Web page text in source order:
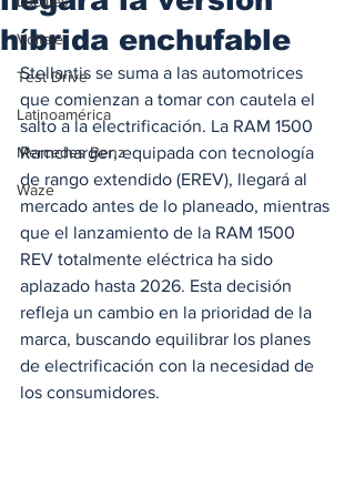
Voltaje
Test Drive
Latinoamérica
Mercedes Benz
Waze
híbrida enchufable
Stellantis se suma a las automotrices
que comienzan a tomar con cautela el
salto a la electrificación. La RAM 1500
Ramcharger, equipada con tecnología
de rango extendido (EREV), llegará al
mercado antes de lo planeado, mientras
que el lanzamiento de la RAM 1500
REV totalmente eléctrica ha sido
aplazado hasta 2026. Esta decisión
refleja un cambio en la prioridad de la
marca, buscando equilibrar los planes
de electrificación con la necesidad de
los consumidores.